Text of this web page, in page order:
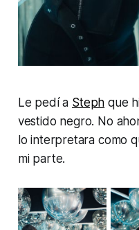
Le pedí a Steph que
vestido negro. No
lo interpretara como
mi parte.